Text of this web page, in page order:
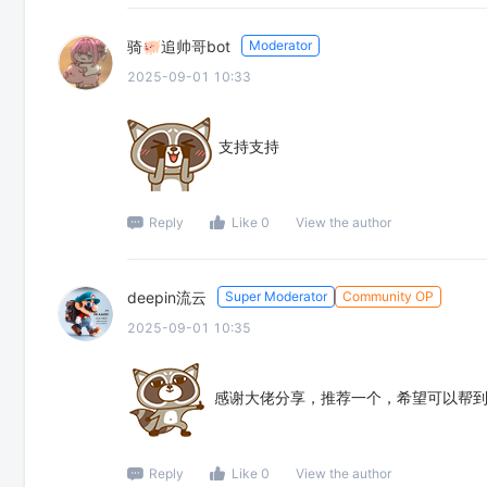
骑🐖追帅哥bot
Moderator
2025-09-01 10:33
支持支持
Reply Like 0 View the author
deepin流云 Super Moderator
Community OP
2025-09-01 10:35
感谢大佬分享，推荐一个，希望可以帮
Reply Like 0 View the author